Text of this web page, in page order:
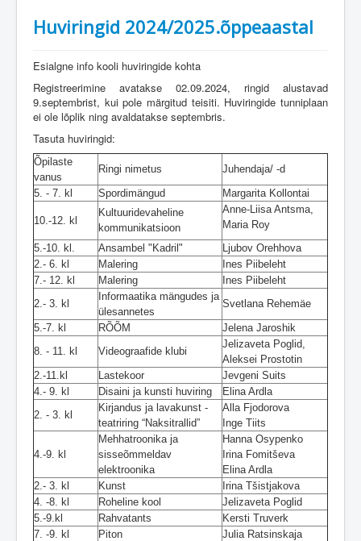
Huviringid 2024/2025.õppeaastal
Esialgne info kooli huviringide kohta
Registreerimine avatakse 02.09.2024, ringid alustavad
9.septembrist, kui pole märgitud teisiti. Huviringide tunniplaan
ei ole lõplik ning avaldatakse septembris.
Tasuta huviringid:
Õpilaste
vanus
Ringi nimetus
Juhendaja/ -d
5. - 7. kl
Spordimängud Margarita Kollontai
10.-12. kl
Kultuuridevaheline
kommunikatsioon
Anne-Liisa Antsma,
Maria Roy
5.-10. kl.
Ansambel "Kadril"
Ljubov Orehhova
2.- 6. kl
Malering
Ines Piibeleht
7.- 12. kl
Malering
Ines Piibeleht
2.- 3. kl
Informaatika mängudes ja
ülesannetes
Svetlana Rehemäe
5.-7. kl
RÕÕM
Jelena Jaroshik
8. - 11. kl
Videograafide klubi
Jelizaveta Poglid,
Aleksei Prostotin
2.-11.kl
Lastekoor
Jevgeni Suits
4.- 9. kl
Disaini ja kunsti huviring
Elina Ardla
2. - 3. kl
Kirjandus ja lavakunst -
teatriring “Naksitrallid”
Alla Fjodorova
Inge Tiits
4.-9. kl
Mehhatroonika ja
sisseõmmeldav
elektroonika
Hanna Osypenko
Irina Fomitševa
Elina Ardla
2.- 3. kl
Kunst
Irina Tšistjakova
4. -8. kl
Roheline kool
Jelizaveta Poglid
5.-9.kl
Rahvatants
Kersti Truverk
7. -9. kl
Piton Julia Ratsinskaja